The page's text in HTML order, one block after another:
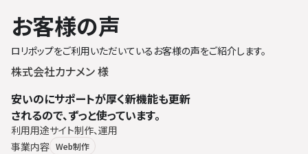
お客様の声
ロリポップをご利用いただいているお客様の声をご紹介します。
株式会社カナメン 様
安いのにサポートが厚く新機能も更新
されるので、ずっと使っています。
利用用途サイト制作、運用
事業内容 Web制作